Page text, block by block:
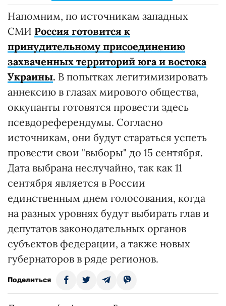
Напомним, по источникам западных
СМИ Россия готовится к
принудительному присоединению
захваченных территорий юга и востока
Украины. В попытках легитимизировать
аннексию в глазах мирового общества,
оккупанты готовятся провести здесь
псевдореферендумы. Согласно
источникам, они будут стараться успеть
провести свои "выборы" до 15 сентября.
Дата выбрана неслучайно, так как 11
сентября является в России
единственным днем голосования, когда
на разных уровнях будут выбирать глав и
депутатов законодательных органов
субъектов федерации, а также новых
губернаторов в ряде регионов.
Поделиться